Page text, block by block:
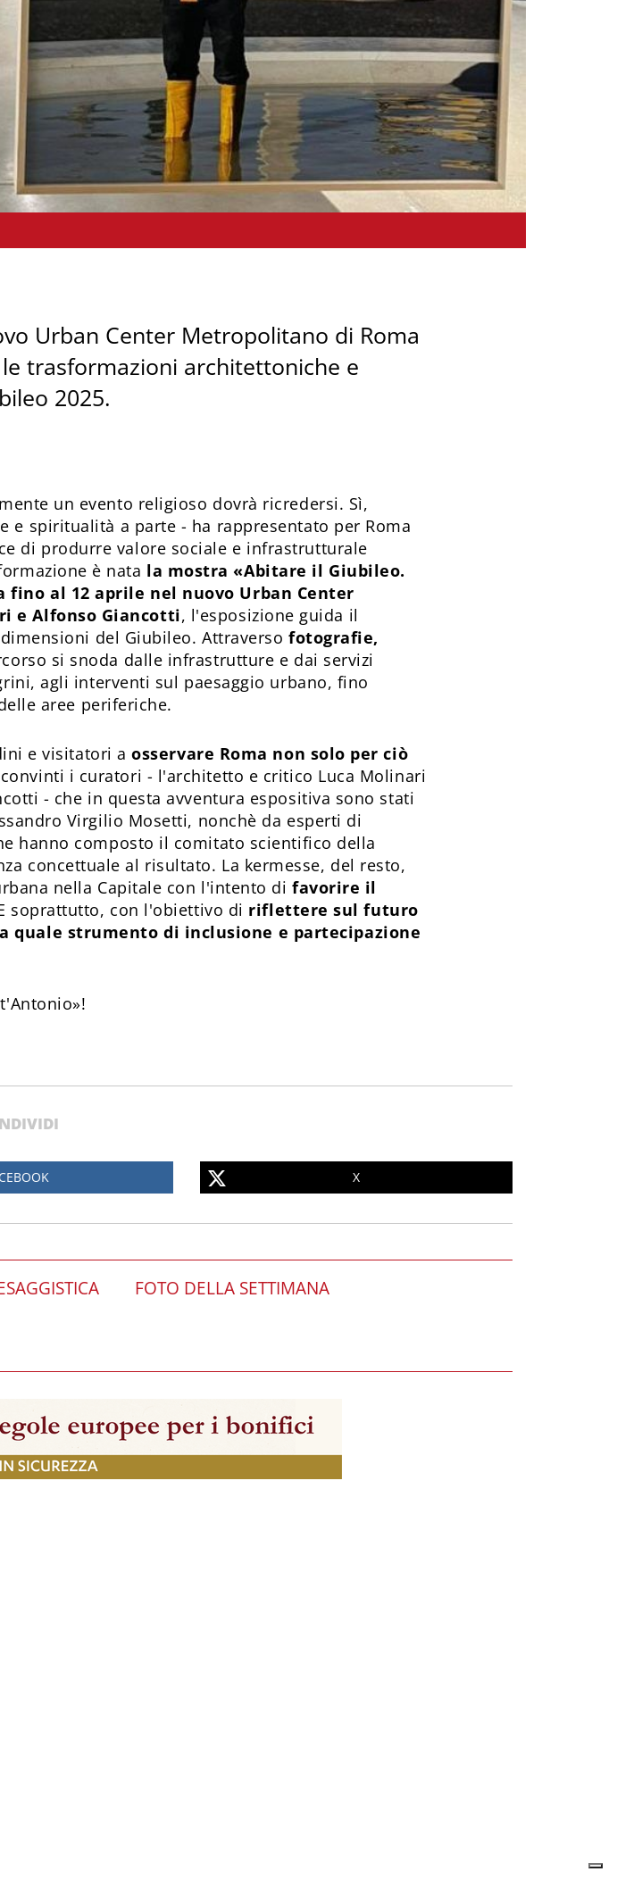
Urban Center Metropolitano di Roma
trasformazioni architettoniche e
2025.
un evento religioso dovrà ricredersi. Sì,
e spiritualità a parte - ha rappresentato per Roma
di produrre valore sociale e infrastrutturale
è nata la mostra «Abitare il Giubileo.
al 12 aprile nel nuovo Urban Center
e Alfonso Giancotti, l'esposizione guida il
del Giubileo. Attraversofotografie,
si snoda dalle infrastrutture e dai servizi
agli interventi sul paesaggio urbano, fino
aree periferiche.
e visitatori aosservare Roma non solo per ciò
i curatori - l'architetto e critico Luca Molinari
- che in questa avventura espositiva sono stati
Virgilio Mosetti, nonchè da esperti di
hanno composto il comitato scientifico della
concettuale al risultato. La kermesse, del resto,
nella Capitale con l'intento difavorire il
soprattutto, con l'obiettivo di riflettere sul futuro
quale strumento di inclusione e partecipazione
X
FOTO DELLA SETTIMANA